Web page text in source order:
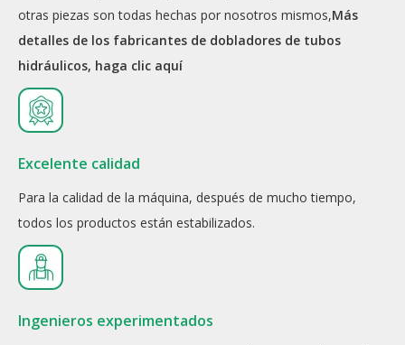
otras piezas son todas hechas por nosotros mismos,Más
detalles de los fabricantes de dobladores de tubos
hidráulicos, haga clic aquí
Excelente calidad
Para la calidad de la máquina, después de mucho tiempo,
todos los productos están estabilizados.
Ingenieros experimentados